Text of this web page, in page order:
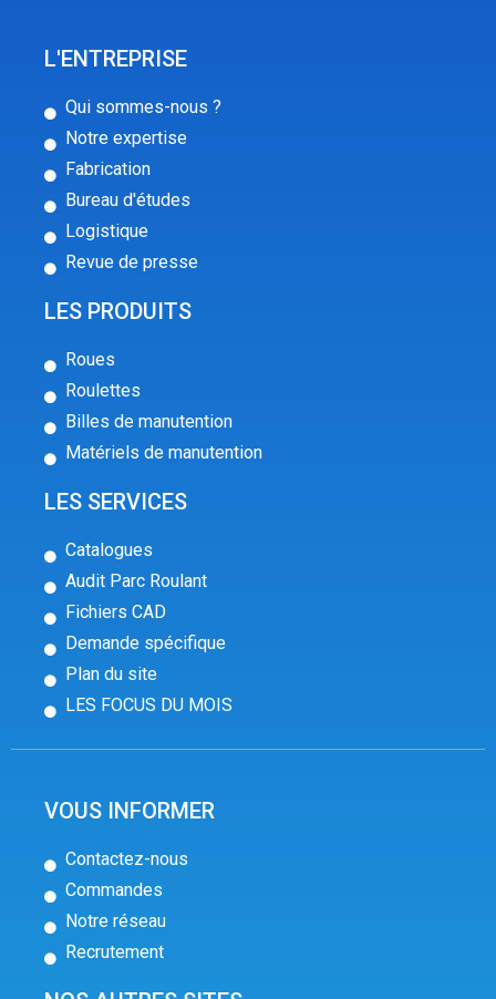
L'ENTREPRISE
Qui sommes-nous ?
Notre expertise
Fabrication
Bureau d'études
Logistique
Revue de presse
LES PRODUITS
Roues
Roulettes
Billes de manutention
Matériels de manutention
LES SERVICES
Catalogues
Audit Parc Roulant
Fichiers CAD
Demande spécifique
Plan du site
LES FOCUS DU MOIS
VOUS INFORMER
Contactez-nous
Commandes
Notre réseau
Recrutement